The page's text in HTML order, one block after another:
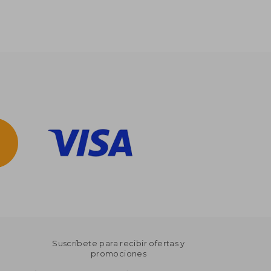
Suscríbete para recibir ofertas y
promociones